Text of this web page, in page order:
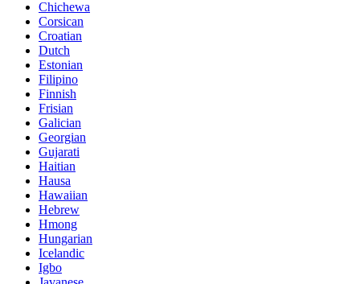
Chichewa
Corsican
Croatian
Dutch
Estonian
Filipino
Finnish
Frisian
Galician
Georgian
Gujarati
Haitian
Hausa
Hawaiian
Hebrew
Hmong
Hungarian
Icelandic
Igbo